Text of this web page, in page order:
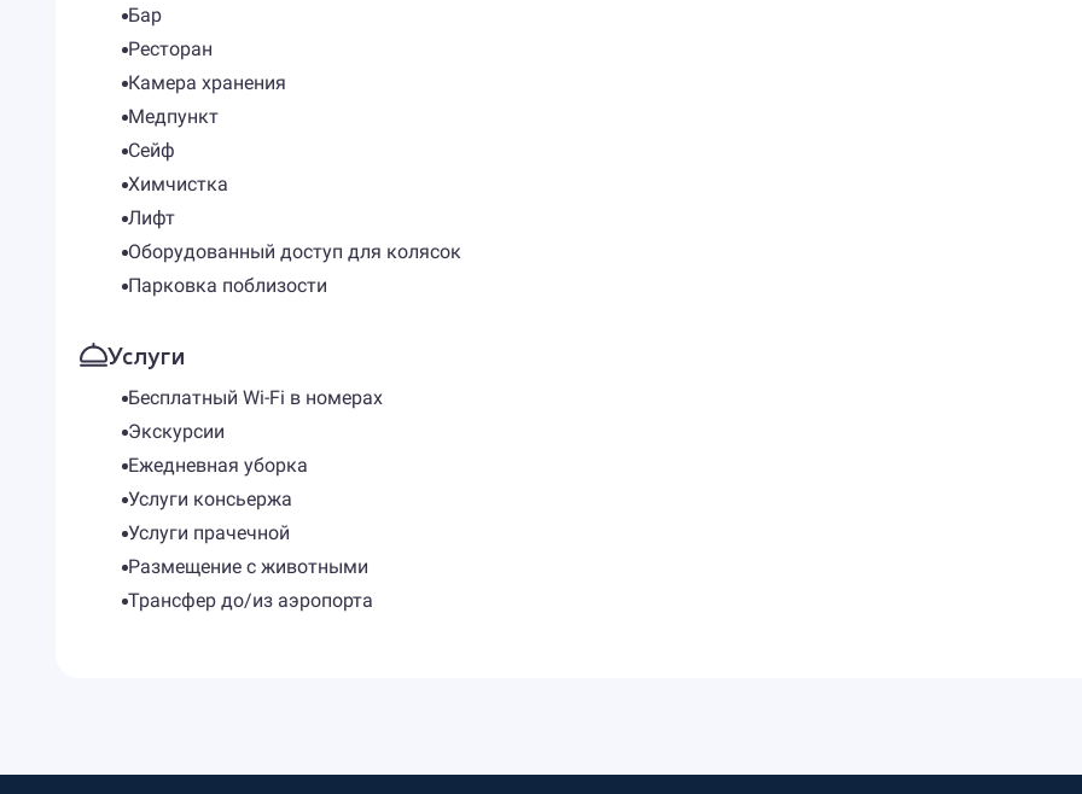
Бар
Ресторан
Камера хранения
Медпункт
Сейф
Химчистка
Лифт
Оборудованный доступ для колясок
Парковка поблизости
Услуги
Бесплатный Wi-Fi в номерах
Экскурсии
Ежедневная уборка
Услуги консьержа
Услуги прачечной
Размещение с животными
Трансфер до/из аэропорта